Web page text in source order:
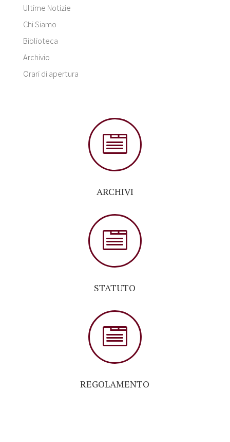
Ultime Notizie
Chi Siamo
Biblioteca
Archivio
Orari di apertura

ARCHIVI

STATUTO

REGOLAMENTO